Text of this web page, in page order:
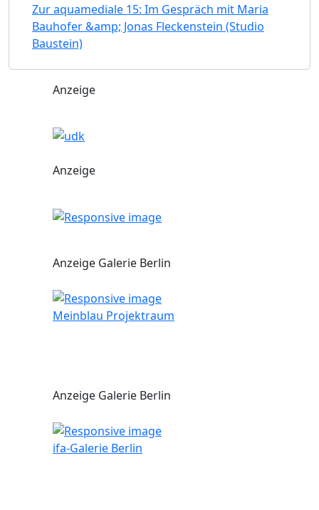
Zur aquamediale 15: Im Gespräch mit Maria
Bauhofer &amp; Jonas Fleckenstein (Studio
Baustein)
Anzeige
Anzeige
Anzeige Galerie Berlin
Meinblau Projektraum
Anzeige Galerie Berlin
ifa-Galerie Berlin